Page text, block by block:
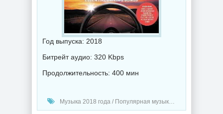
Год выпуска: 2018
Битрейт аудио: 320 Kbps
Продолжительность: 400 мин
Музыка 2018 года / Популярная музыка / Фолк музыка / Музыка в машину